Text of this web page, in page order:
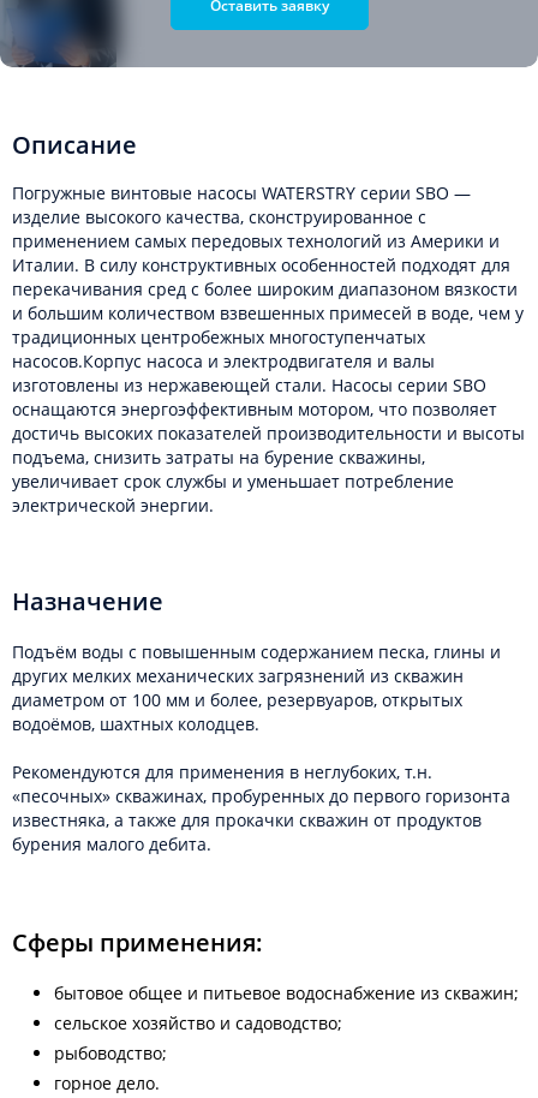
Оставить заявку
Описание
Погружные винтовые насосы WATERSTRY серии SBO —
изделие высокого качества, сконструированное с
применением самых передовых технологий из Америки и
Италии. В силу конструктивных особенностей подходят для
перекачивания сред с более широким диапазоном вязкости
и большим количеством взвешенных примесей в воде, чем у
традиционных центробежных многоступенчатых
насосов.Корпус насоса и электродвигателя и валы
изготовлены из нержавеющей стали. Насосы серии SBO
оснащаются энергоэффективным мотором, что позволяет
достичь высоких показателей производительности и высоты
подъема, снизить затраты на бурение скважины,
увеличивает срок службы и уменьшает потребление
электрической энергии.
Назначение
Подъём воды с повышенным содержанием песка, глины и
других мелких механических загрязнений из скважин
диаметром от 100 мм и более, резервуаров, открытых
водоёмов, шахтных колодцев.
Рекомендуются для применения в неглубоких, т.н.
«песочных» скважинах, пробуренных до первого горизонта
известняка, а также для прокачки скважин от продуктов
бурения малого дебита.
Сферы применения:
бытовое общее и питьевое водоснабжение из скважин;
сельское хозяйство и садоводство;
рыбоводство;
горное дело.